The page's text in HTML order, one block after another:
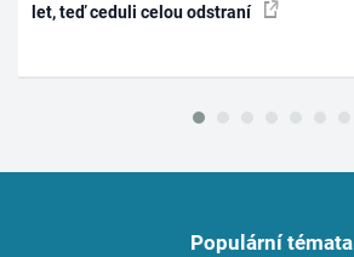
let, teď ceduli celou odstraní
Populární témata